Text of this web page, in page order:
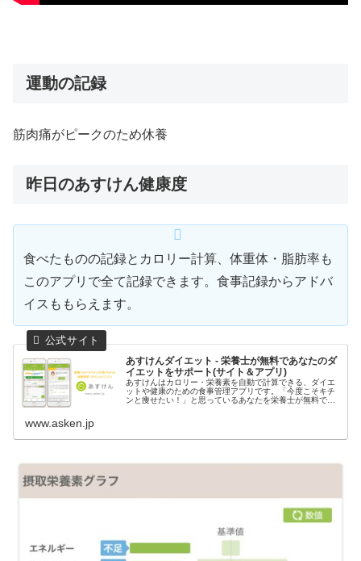
運動の記録
筋肉痛がピークのため休養
昨日のあすけん健康度
食べたものの記録とカロリー計算、体重体・脂肪率も
このアプリで全て記録できます。食事記録からアドバ
イスももらえます。
あすけんダイエット - 栄養士が無料であなたのダ
イエットをサポート(サイト＆アプリ)
あすけんはカロリー・栄養素を自動で計算できる、ダイエ
ットや健康のための食事管理アプリです。「今度こそキチ
ンと痩せたい！」と思っているあなたを栄養士が無料でサ
www.asken.jp